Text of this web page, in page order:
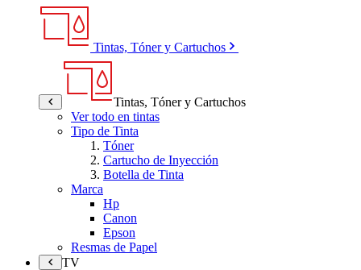
Tintas, Tóner y Cartuchos
Tintas, Tóner y Cartuchos
Ver todo en tintas
Tipo de Tinta
Tóner
Cartucho de Inyección
Botella de Tinta
Marca
Hp
Canon
Epson
Resmas de Papel
TV